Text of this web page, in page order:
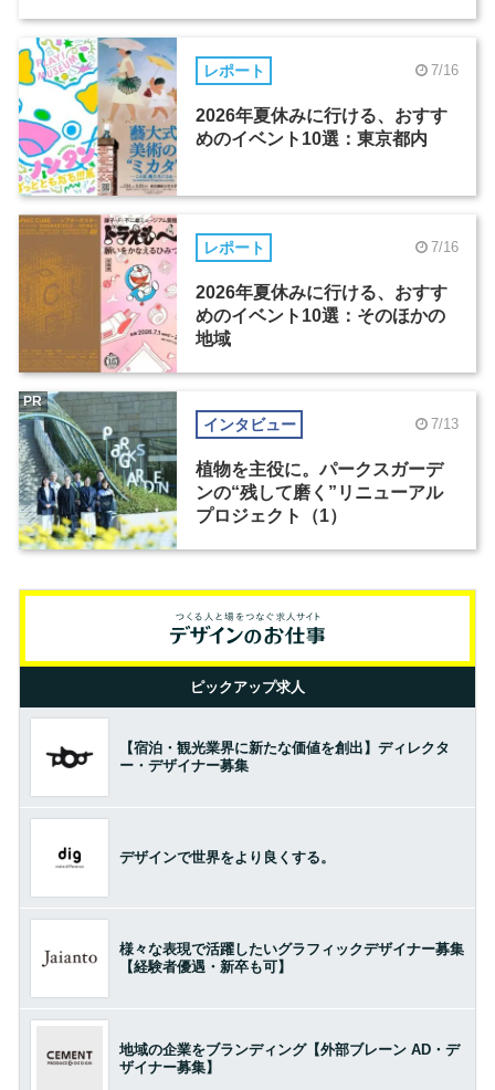
レポート 7/16
2026年夏休みに行ける、おすす
めのイベント10選：東京都内
レポート 7/16
2026年夏休みに行ける、おすす
めのイベント10選：そのほかの
地域
インタビュー 7/13
植物を主役に。パークスガーデ
ンの“残して磨く”リニューアル
プロジェクト（1）
PR
ピックアップ求人
【宿泊・観光業界に新たな価値を創出】ディレクタ
ー・デザイナー募集
デザインで世界をより良くする。
様々な表現で活躍したいグラフィックデザイナー募集
【経験者優遇・新卒も可】
地域の企業をブランディング【外部ブレーン AD・デ
ザイナー募集】